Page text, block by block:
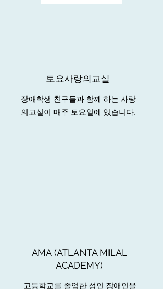
토요사랑의교실
장애학생 친구들과 함께 하는 사랑
의교실이 매주 토요일에 있습니다.
AMA (ATLANTA MILAL
ACADEMY)
고등학교를 졸업한 성인 장애인을